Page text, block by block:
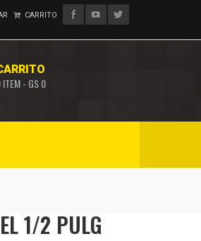
CARRITO
ITEM- GS 0
1/2 PULG